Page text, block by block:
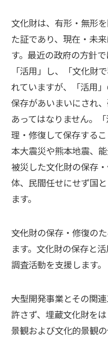
文化財は、有形・無形
た証であり、現在・未
す。最近の政府の方針
「活用」し、「文化財
れていますが、「活用
保存があいまいにされ
あってはなりません。
理・修復して保存する
本大震災や熊本地震、
被災した文化財の保存
体、民間任せにせず国
ます。
――文化財の保存・修復の
ます。文化財の保存と
調査活動を支援します。
――大型開発事業とその関
許さず、埋蔵文化財を
景観および文化的景観の